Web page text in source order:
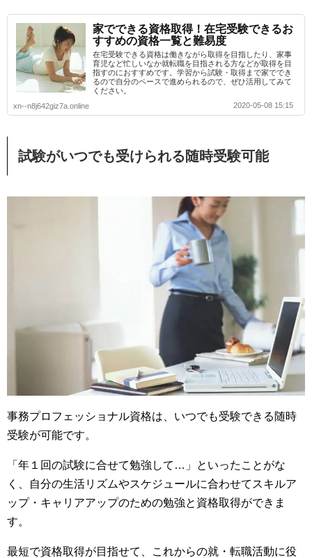
家でできる資格取得！在宅受験できるお
すすめの資格一覧と難易度
在宅受験できる資格は働きながら取得を目指したり、家事
育児など忙しいなか就転職を目指される方などが取得を目
指すのにおすすめです。学習から試験・取得まで家ででき
るので自分のペースで進められるので、ぜひ活用してみて
ください。
xn--n8j642giz7a.online
2020-05-08 15:15
試験がいつでも受けられる随時受験可能
事務プロフェッショナル資格は、いつでも受験できる随時
受験が可能です。
「年１回の試験に合せて勉強して…」といったことがな
く、自分の生活リズムやスケジュールに合わせてスキルア
ップ・キャリアアップのための勉強と資格取得ができま
す。
最短で資格取得が目指せて、これからの就・転職活動に役